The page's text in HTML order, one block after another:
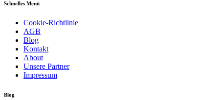
Schnelles Menü
Cookie-Richtlinie
AGB
Blog
Kontakt
About
Unsere Partner
Impressum
Blog